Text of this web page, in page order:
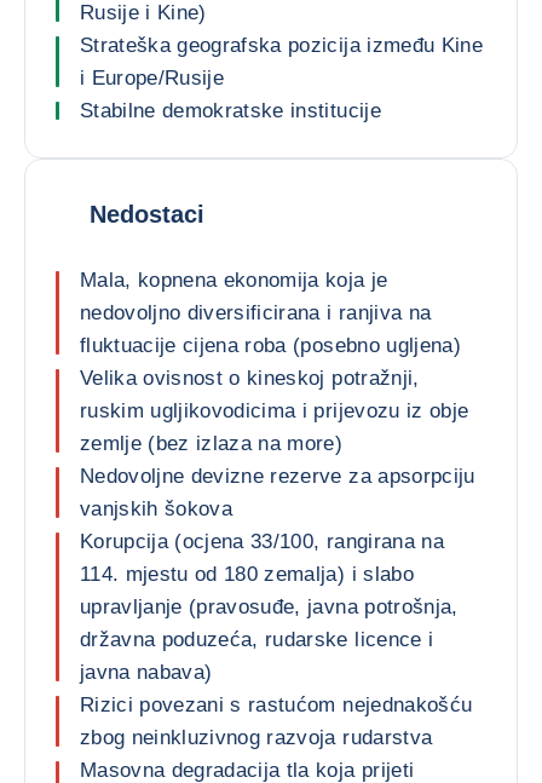
Rusije i Kine)
Strateška geografska pozicija između Kine
i Europe/Rusije
Stabilne demokratske institucije
Nedostaci
Mala, kopnena ekonomija koja je
nedovoljno diversificirana i ranjiva na
fluktuacije cijena roba (posebno ugljena)
Velika ovisnost o kineskoj potražnji,
ruskim ugljikovodicima i prijevozu iz obje
zemlje (bez izlaza na more)
Nedovoljne devizne rezerve za apsorpciju
vanjskih šokova
Korupcija (ocjena 33/100, rangirana na
114. mjestu od 180 zemalja) i slabo
upravljanje (pravosuđe, javna potrošnja,
državna poduzeća, rudarske licence i
javna nabava)
Rizici povezani s rastućom nejednakošću
zbog neinkluzivnog razvoja rudarstva
Masovna degradacija tla koja prijeti